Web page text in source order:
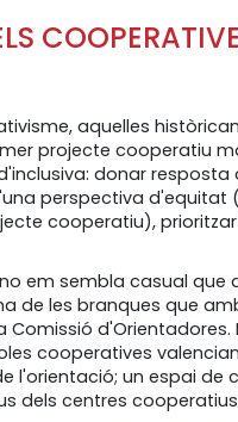
aquelles
projecte cooperatiu
donar resposta
perspectiva d'equitat
cooperatiu),
em sembla casual que
de les branques que
Comissió
cooperatives
l'orientació; un espai de
dels centres